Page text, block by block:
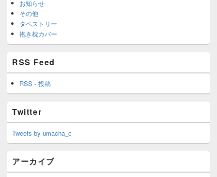
お知らせ
その他
タペストリー
抱き枕カバー
RSS Feed
RSS - 投稿
Twitter
Tweets by umacha_c
アーカイブ